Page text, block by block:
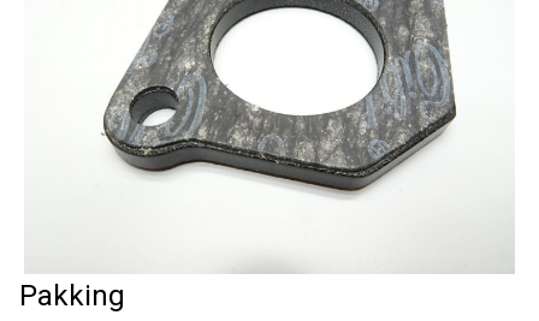
Pakking